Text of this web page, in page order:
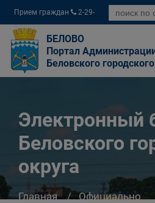
Прием граждан
2-29-
04
БЕЛОВО
Портал
Беловского
Электронный
Беловского
округа
Главная
Официально